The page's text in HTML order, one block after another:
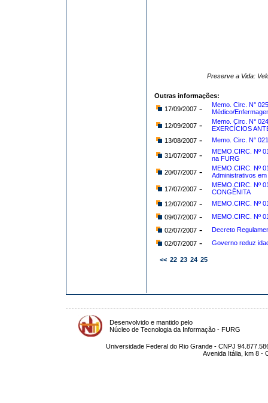
Preserve a Vida:
Outras informações:
17/09/2007-
Memo. Circ. N°
Médico/
12/09/2007-
Memo. Circ. N°
EXERCÍCIOS
13/08/2007- Memo. Circ. N°
31/07/2007-
MEMO.CIRC. Nº
na FURG
20/07/2007-
MEMO.CIRC. Nº
Administrativos
17/07/2007-
MEMO.CIRC. Nº
CONGÊNITA
12/07/2007-
MEMO.CIRC. Nº
09/07/2007-
MEMO.CIRC. Nº
02/07/2007-
Decreto
02/07/2007- Governo reduz
<< 22 23 24 25
Desenvolvido e mantido pelo
Núcleo de Tecnologia da Informação - FURG
Universidade Federal do Rio Grande - CNPJ
Avenida Itália, km 8 -